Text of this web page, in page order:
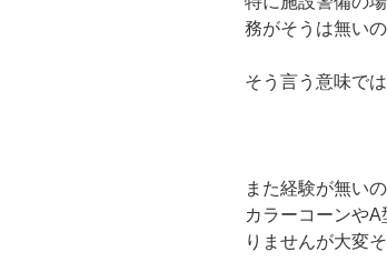
務がそうは無い
そう言う意味では
また経験が無い
カラーコーンや
りませんが大変